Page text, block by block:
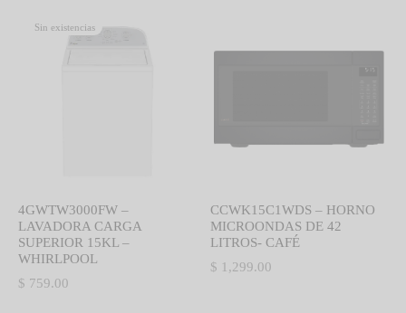
Sin existencias
4GWTW3000FW –
LAVADORA CARGA
SUPERIOR 15KL –
WHIRLPOOL
$ 759.00
CCWK15C1WDS – HORNO
MICROONDAS DE 42
LITROS- CAFÉ
$ 1,299.00